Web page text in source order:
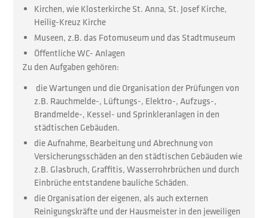
Kirchen, wie Klosterkirche St. Anna, St. Josef Kirche,
Heilig-Kreuz Kirche
Museen, z.B. das Fotomuseum und das Stadtmuseum
Öffentliche WC- Anlagen
Zu den Aufgaben gehören:
die Wartungen und die Organisation der Prüfungen von
z.B. Rauchmelde-, Lüftungs-, Elektro-, Aufzugs-,
Brandmelde-, Kessel- und Sprinkleranlagen in den
städtischen Gebäuden.
die Aufnahme, Bearbeitung und Abrechnung von
Versicherungsschäden an den städtischen Gebäuden wie
z.B. Glasbruch, Graffitis, Wasserrohrbrüchen und durch
Einbrüche entstandene bauliche Schäden.
die Organisation der eigenen, als auch externen
Reinigungskräfte und der Hausmeister in den jeweiligen